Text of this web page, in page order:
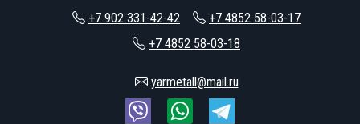
+7 902 331-42-42
+7 4852 58-03-17
+7 4852 58-03-18
yarmetall@mail.ru